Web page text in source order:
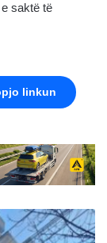
saktë të
linkun